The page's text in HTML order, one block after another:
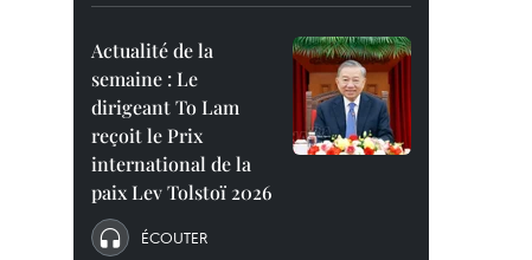
Actualité de la
semaine : Le
dirigeant To Lam
reçoit le Prix
international de la
paix Lev Tolstoï 2026
ÉCOUTER